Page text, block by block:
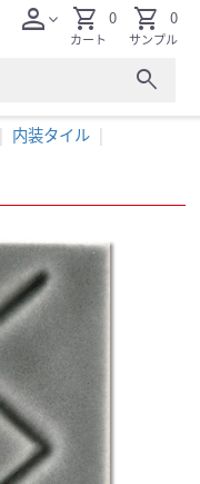
search
personexpand_more shopping_cart
カート
0 shopping_cart
サンプル
0
内装タイル